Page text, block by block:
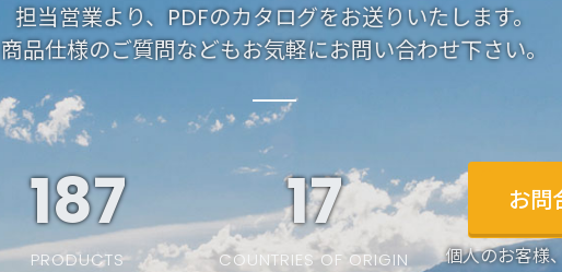
担当営業より、PDFのカタログをお送りいたします。
商品仕様のご質問などもお気軽にお問い合わせ下さい。
187
PRODUCTS
19
COUNTRIES OF ORIGIN
お問
個人のお客様